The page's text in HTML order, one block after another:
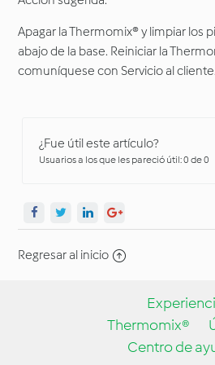
Apagar la Thermomix® y limpiar los
abajo de la base. Reiniciar la
comuníquese con Servicio al cliente.
¿Fue útil este artículo?
Usuarios a los que les pareció útil: 0 de 0
Regresar al inicio
Thermomix®
Centro de